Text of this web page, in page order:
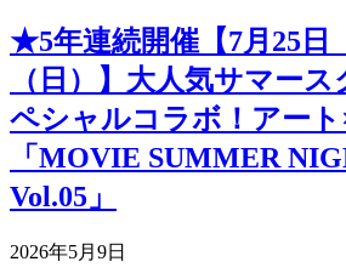
★5年連続開催【7月25日
（日）】大人気サマース
ペシャルコラボ！アー
「MOVIE SUMMER
Vol.05」
2026年5月9日